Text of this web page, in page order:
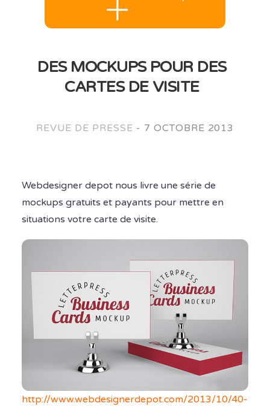
DES MOCKUPS POUR DES
CARTES DE VISITE
REVUE DE PRESSE - 7 OCTOBRE 2013
Webdesigner depot nous livre une série de
mockups gratuits et payants pour mettre en
situations votre carte de visite.
http://www.webdesignerdepot.com/2013/10/40-